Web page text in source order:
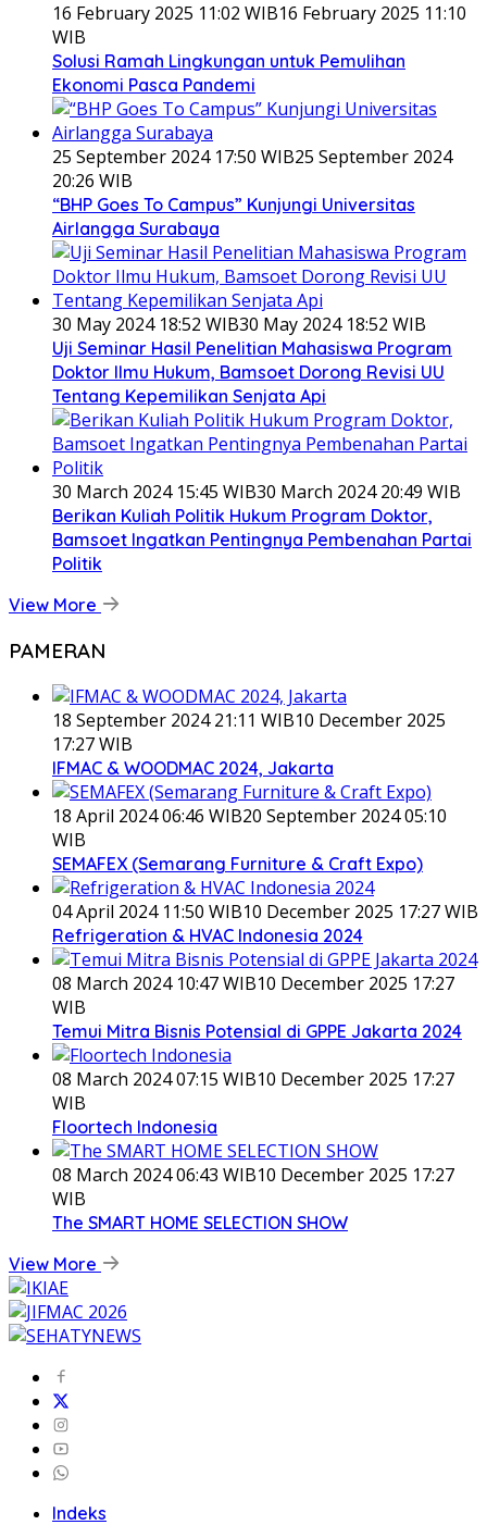
16 February 2025 11:02 WIB16 February 2025 11:10
WIB
Solusi Ramah Lingkungan untuk Pemulihan
Ekonomi Pasca Pandemi
25 September 2024 17:50 WIB25 September 2024
20:26 WIB
“BHP Goes To Campus” Kunjungi Universitas
Airlangga Surabaya
30 May 2024 18:52 WIB30 May 2024 18:52 WIB
Uji Seminar Hasil Penelitian Mahasiswa Program
Doktor Ilmu Hukum, Bamsoet Dorong Revisi UU
Tentang Kepemilikan Senjata Api
30 March 2024 15:45 WIB30 March 2024 20:49 WIB
Berikan Kuliah Politik Hukum Program Doktor,
Bamsoet Ingatkan Pentingnya Pembenahan Partai
Politik
View More
PAMERAN
18 September 2024 21:11 WIB10 December 2025
17:27 WIB
IFMAC & WOODMAC 2024, Jakarta
18 April 2024 06:46 WIB20 September 2024 05:10
WIB
SEMAFEX (Semarang Furniture & Craft Expo)
04 April 2024 11:50 WIB10 December 2025 17:27 WIB
Refrigeration & HVAC Indonesia 2024
08 March 2024 10:47 WIB10 December 2025 17:27
WIB
Temui Mitra Bisnis Potensial di GPPE Jakarta 2024
08 March 2024 07:15 WIB10 December 2025 17:27
WIB
Floortech Indonesia
08 March 2024 06:43 WIB10 December 2025 17:27
WIB
The SMART HOME SELECTION SHOW
View More
Indeks